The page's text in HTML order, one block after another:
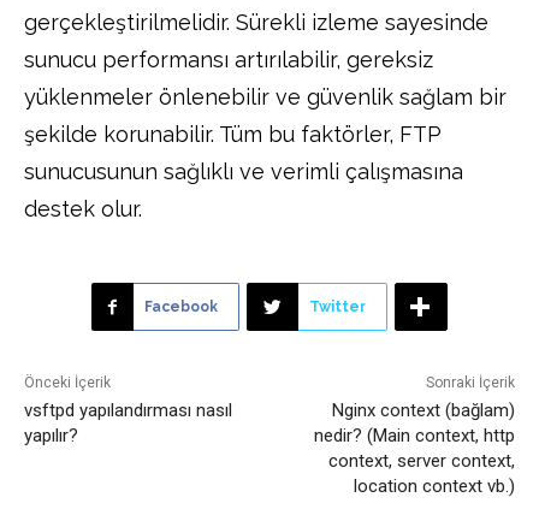
gerçekleştirilmelidir. Sürekli izleme sayesinde
sunucu performansı artırılabilir, gereksiz
yüklenmeler önlenebilir ve güvenlik sağlam bir
şekilde korunabilir. Tüm bu faktörler, FTP
sunucusunun sağlıklı ve verimli çalışmasına
destek olur.
Facebook Twitter
Önceki İçerik
vsftpd yapılandırması nasıl
yapılır?
Sonraki İçerik
Nginx context (bağlam)
nedir? (Main context, http
context, server context,
location context vb.)